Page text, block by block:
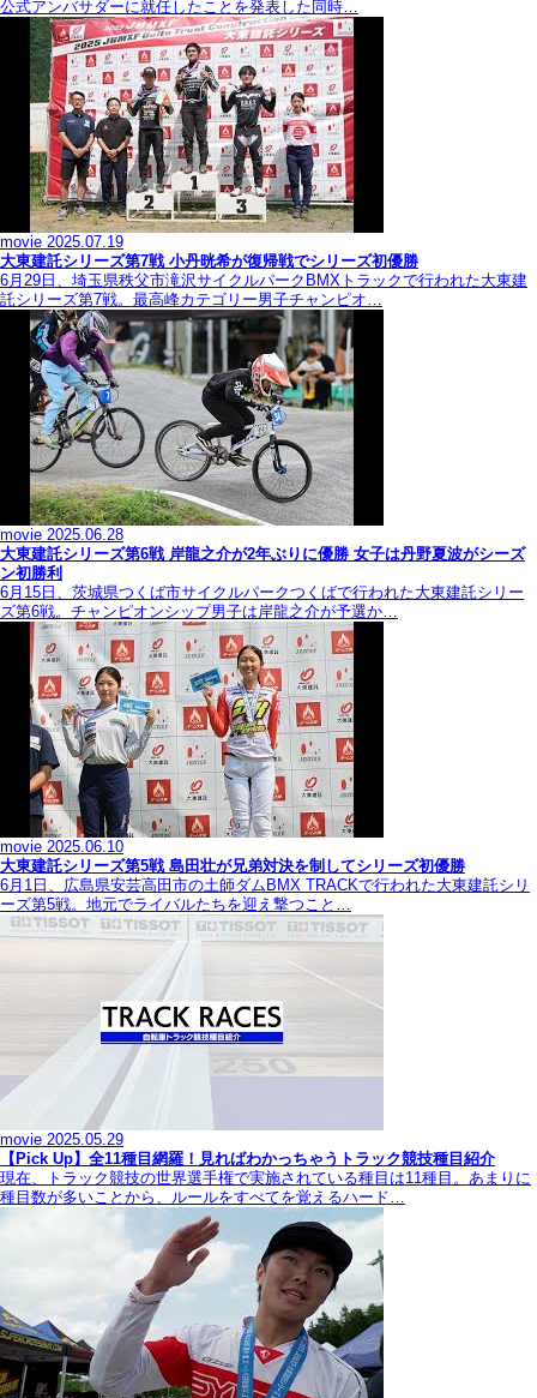
公式アンバサダーに就任したことを発表した同時…
movie 2025.07.19
大東建託シリーズ第7戦 ⼩丹晄希が復帰戦でシリーズ初優勝
6月29日、埼玉県秩父市滝沢サイクルパークBMXトラックで行われた大東建
託シリーズ第7戦。最高峰カテゴリー男子チャンピオ…
movie 2025.06.28
大東建託シリーズ第6戦 岸龍之介が2年ぶりに優勝 女子は丹野夏波がシーズ
ン初勝利
6月15日、茨城県つくば市サイクルパークつくばで行われた大東建託シリー
ズ第6戦。チャンピオンシップ男子は岸龍之介が予選か…
movie 2025.06.10
大東建託シリーズ第5戦 島田壮が兄弟対決を制してシリーズ初優勝
6月1日、広島県安芸高田市の土師ダムBMX TRACKで行われた大東建託シリ
ーズ第5戦。地元でライバルたちを迎え撃つこと…
movie 2025.05.29
【Pick Up】全11種目網羅！見ればわかっちゃうトラック競技種目紹介
現在、トラック競技の世界選手権で実施されている種目は11種目。あまりに
種目数が多いことから、ルールをすべてを覚えるハード…